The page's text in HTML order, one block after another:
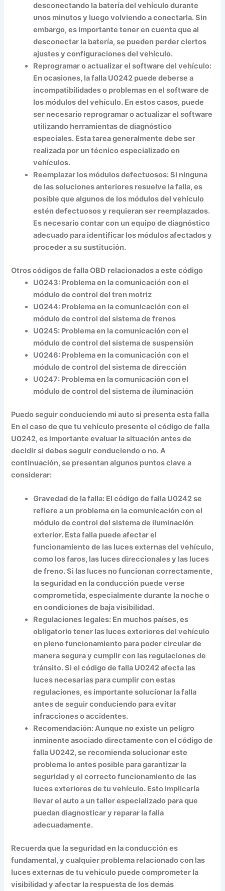
desconectando la batería del vehículo durante
unos minutos y luego volviendo a conectarla. Sin
embargo, es importante tener en cuenta que al
desconectar la batería, se pueden perder ciertos
ajustes y configuraciones del vehículo.
Reprogramar o actualizar el software del vehículo:
En ocasiones, la falla U0242 puede deberse a
incompatibilidades o problemas en el software de
los módulos del vehículo. En estos casos, puede
ser necesario reprogramar o actualizar el software
utilizando herramientas de diagnóstico
especiales. Esta tarea generalmente debe ser
realizada por un técnico especializado en
vehículos.
Reemplazar los módulos defectuosos:Si ninguna
de las soluciones anteriores resuelve la falla, es
posible que algunos de los módulos del vehículo
estén defectuosos y requieran ser reemplazados.
Es necesario contar con un equipo de diagnóstico
adecuado para identificar los módulos afectados y
proceder a su sustitución.
Otros códigos de falla OBD relacionados a este código
U0243: Problema en la comunicación con el
módulo de control del tren motriz
U0244: Problema en la comunicación con el
módulo de control del sistema de frenos
U0245: Problema en la comunicación con el
módulo de control del sistema de suspensión
U0246: Problema en la comunicación con el
módulo de control del sistema de dirección
U0247: Problema en la comunicación con el
módulo de control del sistema de iluminación
Puedo seguir conduciendo mi auto si presenta esta falla
En el caso de que tu vehículo presente el código de falla
U0242, es importante evaluar la situación antes de
decidir si debes seguir conduciendo o no. A
continuación, se presentan algunos puntos clave a
considerar:
Gravedad de la falla: El código de falla U0242 se
refiere a un problema en la comunicación con el
módulo de control del sistema de iluminación
exterior. Esta falla puede afectar el
funcionamiento de las luces externas del vehículo,
como los faros, las luces direccionales y las luces
de freno. Si las luces no funcionan correctamente,
la seguridad en la conducción puede verse
comprometida, especialmente durante la noche o
en condiciones de baja visibilidad.
Regulaciones legales: En muchos países, es
obligatorio tener las luces exteriores del vehículo
en pleno funcionamiento para poder circular de
manera segura y cumplir con las regulaciones de
tránsito. Si el código de falla U0242 afecta las
luces necesarias para cumplir con estas
regulaciones, es importante solucionar la falla
antes de seguir conduciendo para evitar
infracciones o accidentes.
Recomendación:Aunque no existe un peligro
inminente asociado directamente con el código de
falla U0242, se recomienda solucionar este
problema lo antes posible para garantizar la
seguridad y el correcto funcionamiento de las
luces exteriores de tu vehículo. Esto implicaría
llevar el auto a un taller especializado para que
puedan diagnosticar y reparar la falla
adecuadamente.
Recuerda que la seguridad en la conducción es
fundamental, y cualquier problema relacionado con las
luces externas de tu vehículo puede comprometer la
visibilidad y afectar la respuesta de los demás